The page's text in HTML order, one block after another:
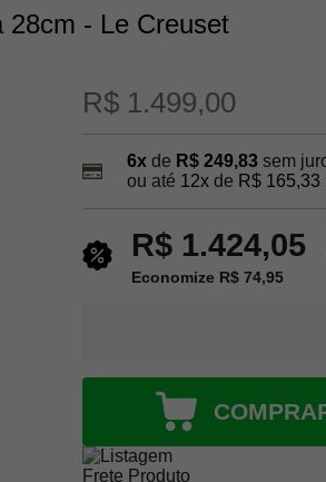
28cm - Le Creuset
R$ 1.499,00
6x de R$ 249,83 sem
ou até 12x de R$ 165,33
R$ 1.424,05
Economize R$ 74,95